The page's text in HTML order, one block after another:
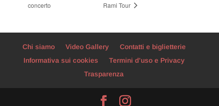
concerto
Rami Tour
Chi siamo Video Gallery
Contatti e biglietterie
Informativa sui cookies
Termini d’uso e Privacy
Trasparenza